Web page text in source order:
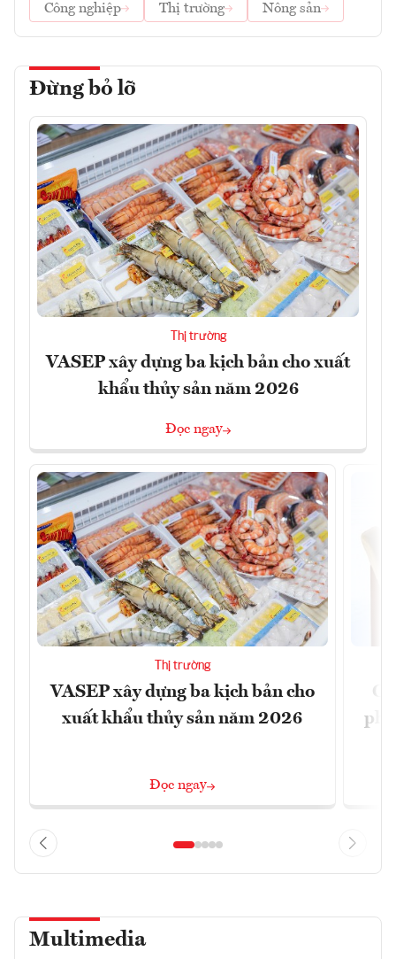
Công nghiệp
Thị trường Nông sản
Đừng bỏ lỡ
Thị trường
VASEP xây dựng ba kịch bản cho xuất
khẩu thủy sản năm 2026
Đọc ngay
Thị trường
VASEP xây dựng ba kịch bản cho
xuất khẩu thủy sản năm 2026
Đọc ngay
Multimedia